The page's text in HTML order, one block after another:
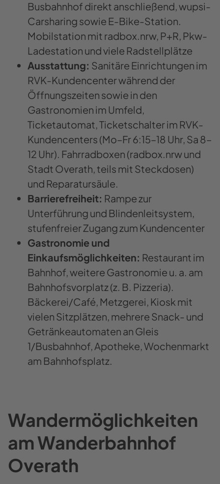
Busbahnhof direkt anschließend, wupsi-
Carsharing sowie E-Bike-Station.
Mobilstation mit radbox.nrw, P+R, Pkw-
Ladestation und viele Radstellplätze
Ausstattung: Sanitäre Einrichtungen im
RVK-Kundencenter während der
Öffnungszeiten sowie in den
Gastronomien im Umfeld,
Ticketautomat, Ticketschalter im RVK-
Kundencenters (Mo–Fr 6:15–18 Uhr, Sa 8–
12 Uhr). Fahrradboxen (radbox.nrw und
Stadt Overath, teils mit Steckdosen)
und Reparatursäule.
Barrierefreiheit: Rampe zur
Unterführung und Blindenleitsystem,
stufenfreier Zugang zum Kundencenter
Gastronomie und
Einkaufsmöglichkeiten: Restaurant im
Bahnhof, weitere Gastronomie u. a. am
Bahnhofsvorplatz (z. B. Pizzeria).
Bäckerei/Café, Metzgerei, Kiosk mit
vielen Sitzplätzen, mehrere Snack- und
Getränkeautomaten an Gleis
1/Busbahnhof, Apotheke, Wochenmarkt
am Bahnhofsplatz.
Wandermöglichkeiten
am Wanderbahnhof
Overath